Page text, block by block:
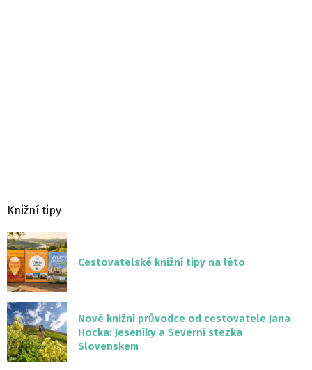
Knižní tipy
Cestovatelské knižní tipy na léto
Nové knižní průvodce od cestovatele Jana
Hocka: Jeseníky a Severní stezka
Slovenskem